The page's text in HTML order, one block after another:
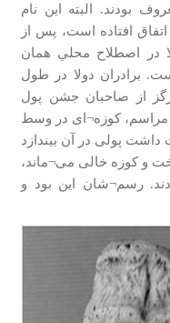
بودند. البته اين نام
افتاده است، پس از
در اصطلاح محلي همان
برادران دولا در طول
از صاحبان جشن پول
کوزه¬ای در وسط
پولی در آن بیندازد
و کوزه خالی می¬ماند،
رسم¬شان اين بود و